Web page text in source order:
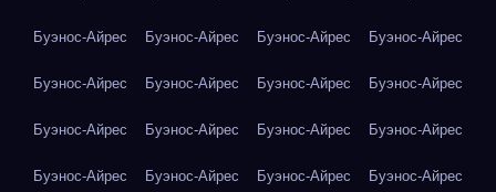
Буэнос-Айрес Буэнос-Айрес Буэнос-Айрес Буэнос-Айрес
Буэнос-Айрес Буэнос-Айрес Буэнос-Айрес Буэнос-Айрес
Буэнос-Айрес Буэнос-Айрес Буэнос-Айрес Буэнос-Айрес
Буэнос-Айрес Буэнос-Айрес Буэнос-Айрес Буэнос-Айрес